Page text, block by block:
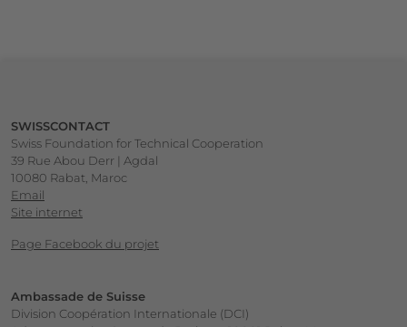
SWISSCONTACT
Swiss Foundation for Technical Cooperation
39 Rue Abou Derr | Agdal
10080 Rabat, Maroc
Email
Site internet
Page Facebook du projet
Ambassade de Suisse
Division Coopération Internationale (DCI)